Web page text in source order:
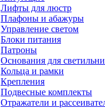
Лифты для люстр
Плафоны и абажуры
Управление светом
Блоки питания
Патроны
Основания для
Кольца и рамки
Крепления
Подвесные комплекты
Отражатели и